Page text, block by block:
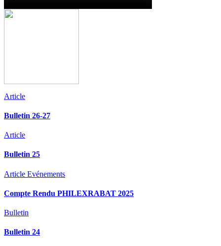
Article
Bulletin 26-27
Article
Bulletin 25
Article Evénements
Compte Rendu PHILEXRABAT 2025
Bulletin
Bulletin 24